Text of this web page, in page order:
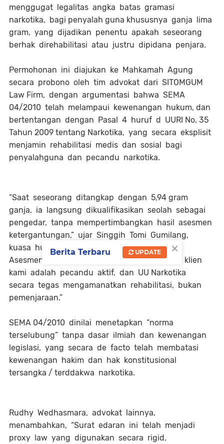
menggugat legalitas angka batas gramasi
narkotika, bagi penyalah guna khususnya ganja lima
gram, yang dijadikan penentu apakah seseorang
berhak direhabilitasi atau justru dipidana penjara.
Permohonan ini diajukan ke Mahkamah Agung
secara probono oleh tim advokat dari SITOMGUM
Law Firm, dengan argumentasi bahwa SEMA
04/2010 telah melampaui kewenangan hukum, dan
bertentangan dengan Pasal 4 huruf d UURI No. 35
Tahun 2009 tentang Narkotika, yang secara eksplisit
menjamin rehabilitasi medis dan sosial bagi
penyalahguna dan pecandu narkotika.
“Saat seseorang ditangkap dengan 5,94 gram
ganja, ia langsung dikualifikasikan seolah sebagai
pengedar, tanpa mempertimbangkan hasil asesmen
ketergantungan,” ujar Singgih Tomi Gumilang,
kuasa hukum pemohon. “Padahal hasil Tim
Asesmen Terpadu Provinsi Bali menyatakan klien
kami adalah pecandu aktif, dan UU Narkotika
secara tegas mengamanatkan rehabilitasi, bukan
pemenjaraan.”
SEMA 04/2010 dinilai menetapkan “norma
terselubung” tanpa dasar ilmiah dan kewenangan
legislasi, yang secara de facto telah membatasi
kewenangan hakim dan hak konstitusional
tersangka / terddakwa narkotika.
Rudhy Wedhasmara, advokat lainnya,
menambahkan, “Surat edaran ini telah menjadi
proxy law yang digunakan secara rigid,
×
Berita Terbaru UPDATE